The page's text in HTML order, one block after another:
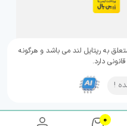
0
به رپتایل لند می باشد و هرگونه
دارد.
!